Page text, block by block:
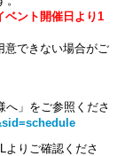
ベント開催日より1
できない場合がご
」をご参照くださ
よりご確認くださ